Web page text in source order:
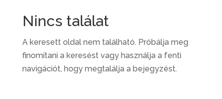
Nincs találat
A keresett oldal nem található. Próbálja meg
finomítani a keresést vagy használja a fenti
navigációt, hogy megtalálja a bejegyzést.